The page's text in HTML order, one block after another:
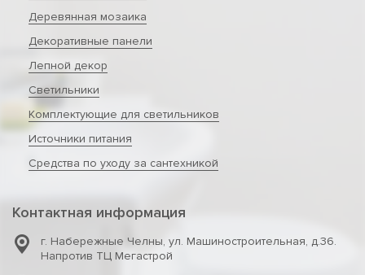
Деревянная мозаика
Декоративные панели
Лепной декор
Светильники
Комплектующие для светильников
Источники питания
Средства по уходу за сантехникой
Контактная информация
г. Набережные Челны, ул. Машиностроительная, д.36.
Напротив ТЦ Мегастрой